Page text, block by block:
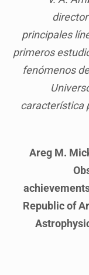
principales
primeros
fenómenos
característica
Areg M.
Republic of